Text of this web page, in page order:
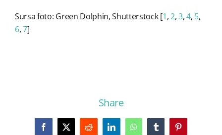
Sursa foto: Green Dolphin, Shutterstock [1,2,3,4, 5,
6,7]
Share
Facebook
X Reddit LinkedInWhatsAppTumblrPinterest